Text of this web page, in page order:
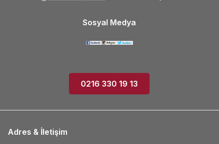
Sosyal Medya
0216 330 19 13
Adres & İletişim